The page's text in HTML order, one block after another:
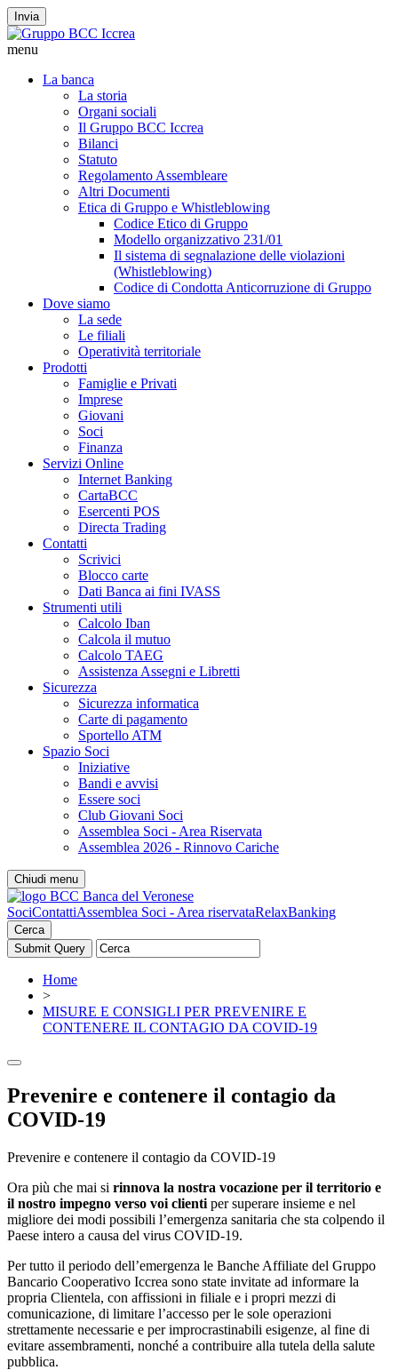
Invia
menu
La banca
La storia
Organi sociali
Il Gruppo BCC Iccrea
Bilanci
Statuto
Regolamento Assembleare
Altri Documenti
Etica di Gruppo e Whistleblowing
Codice Etico di Gruppo
Modello organizzativo 231/01
Il sistema di segnalazione delle violazioni
(Whistleblowing)
Codice di Condotta Anticorruzione di Gruppo
Dove siamo
La sede
Le filiali
Operatività territoriale
Prodotti
Famiglie e Privati
Imprese
Giovani
Soci
Finanza
Servizi Online
Internet Banking
CartaBCC
Esercenti POS
Directa Trading
Contatti
Scrivici
Blocco carte
Dati Banca ai fini IVASS
Strumenti utili
Calcolo Iban
Calcola il mutuo
Calcolo TAEG
Assistenza Assegni e Libretti
Sicurezza
Sicurezza informatica
Carte di pagamento
Sportello ATM
Spazio Soci
Iniziative
Bandi e avvisi
Essere soci
Club Giovani Soci
Assemblea Soci - Area Riservata
Assemblea 2026 - Rinnovo Cariche
Chiudi menu
SociContattiAssemblea Soci - Area riservataRelaxBanking
Cerca
Home
>
MISURE E CONSIGLI PER PREVENIRE E
CONTENERE IL CONTAGIO DA COVID-19
Prevenire e contenere il contagio da
COVID-19
Prevenire e contenere il contagio da COVID-19
Ora più che mai si rinnova la nostra vocazione per il territorio e
il nostro impegno verso voi clienti per superare insieme e nel
migliore dei modi possibili l’emergenza sanitaria che sta colpendo il
Paese intero a causa del virus COVID-19.
Per tutto il periodo dell’emergenza le Banche Affiliate del Gruppo
Bancario Cooperativo Iccrea sono state invitate ad informare la
propria Clientela, con affissioni in filiale e i propri mezzi di
comunicazione, di limitare l’accesso per le sole operazioni
strettamente necessarie e per improcrastinabili esigenze, al fine di
evitare assembramenti, nonché a contribuire alla tutela della salute
pubblica.